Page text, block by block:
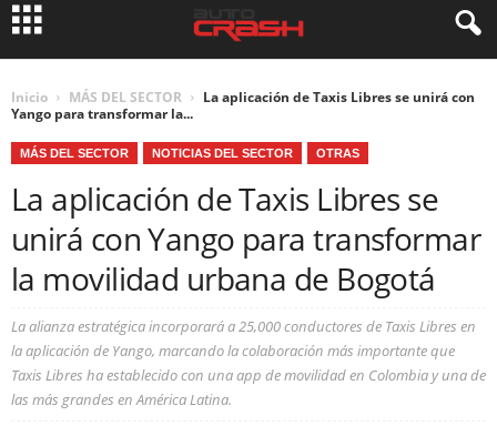
Inicio MÁS DEL SECTOR
La aplicación de Taxis Libres se unirá con
Yango para transformar la...
MÁS DEL SECTOR NOTICIAS DEL SECTOR OTRAS
La aplicación de Taxis Libres se
unirá con Yango para transformar
la movilidad urbana de Bogotá
La alianza estratégica incorporará a 25,000 conductores de Taxis Libres en
la aplicación de Yango, marcando la colaboración más importante que
Taxis Libres ha establecido con una app de movilidad en Colombia y una de
las más grandes en América Latina.